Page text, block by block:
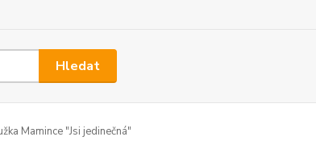
Hledat
Mamince "Jsi jedinečná"